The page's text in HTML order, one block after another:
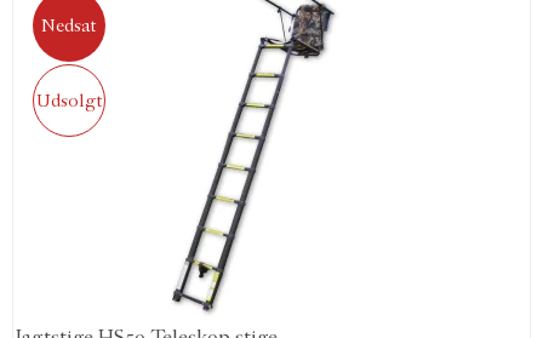
Nedsat
Udsolgt